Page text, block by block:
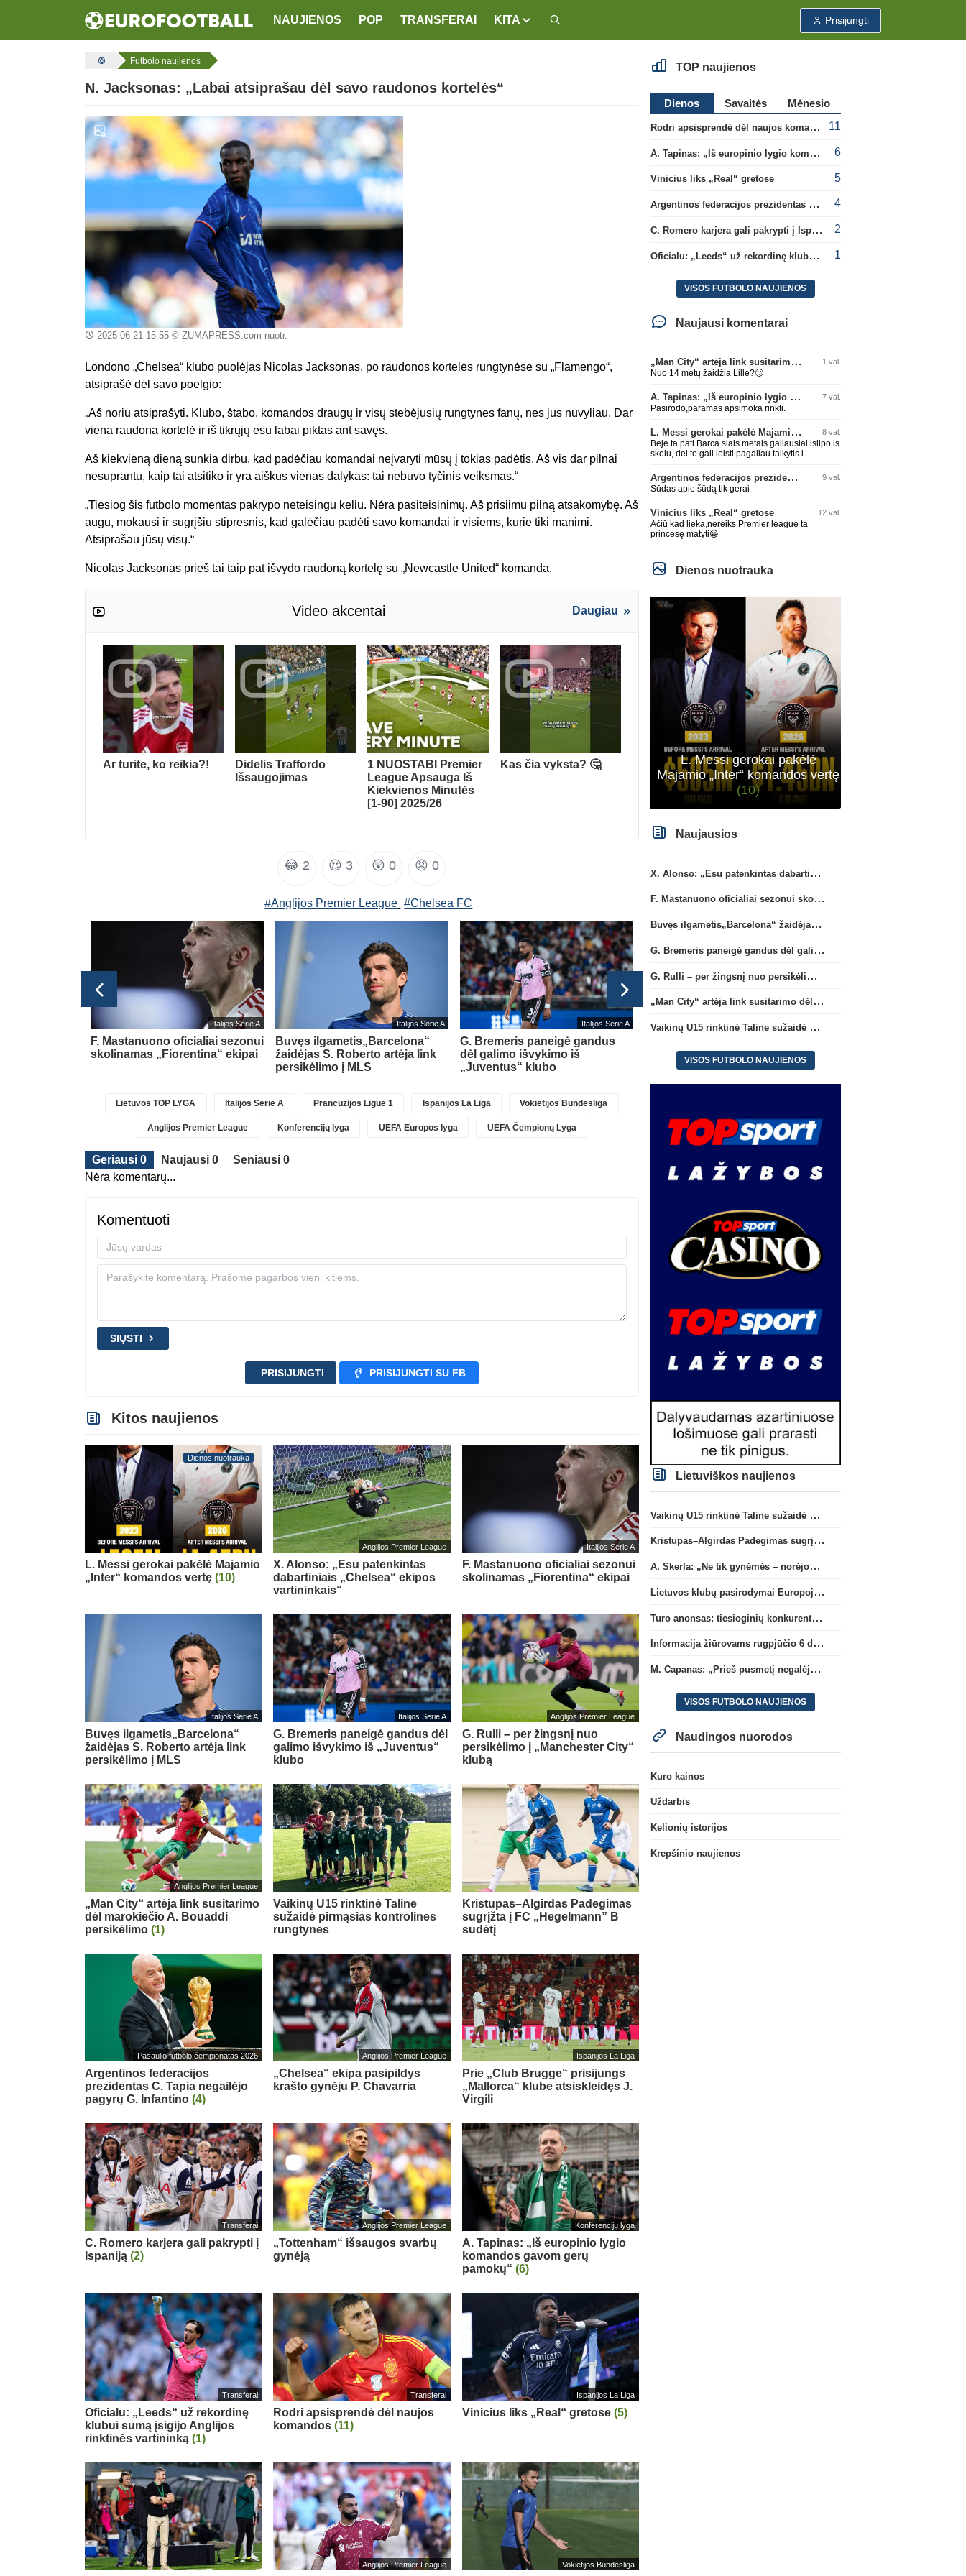
NAUJIENOS POP TRANSFERAI KITA Prisijungti
Futbolo naujienos
N. Jacksonas: „Labai atsiprašau dėl savo raudonos kortelės“
2025-06-21 15:55© ZUMAPRESS.com nuotr.
Londono „Chelsea“ klubo puolėjas Nicolas Jacksonas, po raudonos kortelės rungtynėse su „Flamengo“,
atsiprašė dėl savo poelgio:
„Aš noriu atsiprašyti. Klubo, štabo, komandos draugų ir visų stebėjusių rungtynes fanų, nes jus nuvyliau. Dar
viena raudona kortelė ir iš tikrųjų esu labai piktas ant savęs.
Aš kiekvieną dieną sunkia dirbu, kad padėčiau komandai neįvaryti mūsų į tokias padėtis. Aš vis dar pilnai
nesuprantu, kaip tai atsitiko ir yra aiškus vienas dalykas: tai nebuvo tyčinis veiksmas.“
„Tiesiog šis futbolo momentas pakrypo neteisingu keliu. Nėra pasiteisinimų. Aš prisiimu pilną atsakomybę. Aš
augu, mokausi ir sugrįšiu stipresnis, kad galėčiau padėti savo komandai ir visiems, kurie tiki manimi.
Atsiprašau jūsų visų.“
Nicolas Jacksonas prieš tai taip pat išvydo raudoną kortelę su „Newcastle United“ komanda.
Video akcentai Daugiau
Ar turite, ko reikia?!
Didelis Traffordo
Išsaugojimas
1 NUOSTABI Premier
League Apsauga Iš
Kiekvienos Minutės
[1-90] 2025/26
Kas čia vyksta? 🤔
😂 2 😍 3 😲 0 😡 0
#Anglijos Premier League #Chelsea FC
Italijos Serie A
F. Mastanuono oficialiai sezonui
skolinamas „Fiorentina“ ekipai
Italijos Serie A
Buvęs ilgametis„Barcelona“
žaidėjas S. Roberto artėja link
persikėlimo į MLS
Italijos Serie A
G. Bremeris paneigė gandus
dėl galimo išvykimo iš
„Juventus“ klubo
Anglijos Premier League
persikėlimo į „Manchester City“
Lietuvos TOP LYGA Italijos Serie A Prancūzijos Ligue 1 Ispanijos La Liga Vokietijos Bundesliga
Anglijos Premier League Konferencijų lyga UEFA Europos lyga UEFA Čempionų Lyga
Geriausi 0 Naujausi 0
Seniausi 0
Nėra komentarų...
Komentuoti
SIŲSTI
PRISIJUNGTI PRISIJUNGTI SU FB
Kitos naujienos
Dienos nuotrauka
L. Messi gerokai pakėlė Majamio
„Inter“ komandos vertę (10)
Anglijos Premier League
X. Alonso: „Esu patenkintas
dabartiniais „Chelsea“ ekipos
vartininkais“
Italijos Serie A
F. Mastanuono oficialiai sezonui
skolinamas „Fiorentina“ ekipai
Italijos Serie A
Buvęs ilgametis„Barcelona“
žaidėjas S. Roberto artėja link
persikėlimo į MLS
Italijos Serie A
G. Bremeris paneigė gandus dėl
galimo išvykimo iš „Juventus“
klubo
Anglijos Premier League
G. Rulli – per žingsnį nuo
persikėlimo į „Manchester City“
klubą
Anglijos Premier League
„Man City“ artėja link susitarimo
dėl marokiečio A. Bouaddi
persikėlimo (1)
Vaikinų U15 rinktinė Taline
sužaidė pirmąsias kontrolines
rungtynes
Kristupas–Algirdas Padegimas
sugrįžta į FC „Hegelmann” B
sudėtį
Pasaulio futbolo čempionatas 2026
Argentinos federacijos
prezidentas C. Tapia negailėjo
pagyrų G. Infantino (4)
Anglijos Premier League
„Chelsea“ ekipa pasipildys
krašto gynėju P. Chavarria
Ispanijos La Liga
Prie „Club Brugge“ prisijungs
„Mallorca“ klube atsiskleidęs J.
Virgili
Transferai
C. Romero karjera gali pakrypti į
Ispaniją (2)
Anglijos Premier League
„Tottenham“ išsaugos svarbų
gynėją
Konferencijų lyga
A. Tapinas: „Iš europinio lygio
komandos gavom gerų
pamokų“ (6)
Transferai
Oficialu: „Leeds“ už rekordinę
klubui sumą įsigijo Anglijos
rinktinės vartininką (1)
Transferai
Rodri apsisprendė dėl naujos
komandos(11)
Ispanijos La Liga
Vinicius liks „Real“ gretose (5)
Anglijos Premier League Vokietijos Bundesliga
TOP naujienos
Dienos Savaitės
Mėnesio
Rodri apsisprendė dėl naujos komandos
11
A. Tapinas: „Iš europinio lygio komandos gavom gerų pamokų“ 6
Vinicius liks „Real“ gretose 5
Argentinos federacijos prezidentas C. Tapia negailėjo pagyrų G. Infantino 4
C. Romero karjera gali pakrypti į Ispaniją 2
Oficialu: „Leeds“ už rekordinę klubui sumą įsigijo Anglijos rinktinės vartininką 1
VISOS FUTBOLO NAUJIENOS
Naujausi komentarai
„Man City“ artėja link susitarimo dėl marokiečio A. Bouaddi persikėlimo 1 val.
Nuo 14 metų žaidžia Lille?🙄
A. Tapinas: „Iš europinio lygio komandos gavom gerų pamokų“ 7 val.
Pasirodo,paramas apsimoka rinkti.
L. Messi gerokai pakėlė Majamio „Inter“ komandos vertę 8 val.
Beje ta pati Barca siais metais galiausiai islipo is
skolu, del to gali leisti pagaliau taikytis i
visa Julian Alvarez saga.
Argentinos federacijos prezidentas C. Tapia negailėjo pagyrų G. Infantino 9 val.
Šūdas apie šūdą tik gerai
Vinicius liks „Real“ gretose 12 val.
Ačiū kad lieka,nereiks Premier league ta
princesę matyti😀
Dienos nuotrauka
L. Messi gerokai pakėlė
Majamio „Inter“ komandos vertę
(10)
Naujausios
X. Alonso: „Esu patenkintas dabartiniais „Chelsea“ ekipos vartininkais“
F. Mastanuono oficialiai sezonui skolinamas „Fiorentina“ ekipai
Buvęs ilgametis„Barcelona“ žaidėjas S. Roberto artėja link persikėlimo į MLS
G. Bremeris paneigė gandus dėl galimo išvykimo iš „Juventus“ klubo
G. Rulli – per žingsnį nuo persikėlimo į „Manchester City“ klubą
„Man City“ artėja link susitarimo dėl marokiečio A. Bouaddi persikėlimo
Vaikinų U15 rinktinė Taline sužaidė pirmąsias kontrolines rungtynes
VISOS FUTBOLO NAUJIENOS
Lietuviškos naujienos
Vaikinų U15 rinktinė Taline sužaidė pirmąsias kontrolines rungtynes
Kristupas–Algirdas Padegimas sugrįžta į FC „Hegelmann” B sudėtį
A. Skerla: „Ne tik gynėmės – norėjome atakuoti“
Lietuvos klubų pasirodymai Europoje: patirti pralaimėjimai Kroatijos atstovams
Turo anonsas: tiesioginių konkurentų dvikova Gargžduose
Informacija žiūrovams rugpjūčio 6 d. UEFA rungtynėms
M. Capanas: „Prieš pusmetį negalėjau net įsivaizduoti, kad žaisime prieš „Hajduk“
VISOS FUTBOLO NAUJIENOS
Naudingos nuorodos
Kuro kainos
Uždarbis
Kelionių istorijos
Krepšinio naujienos